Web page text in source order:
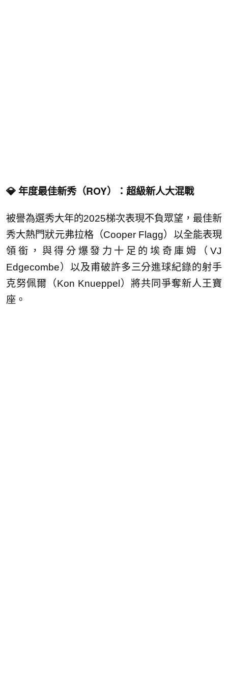
💎 年度最佳新秀（ROY）：超級新人大混戰
被譽為選秀大年的2025梯次表現不負眾望，最佳新
秀大熱門狀元弗拉格（Cooper Flagg）以全能表現
領銜，與得分爆發力十足的埃奇庫姆（VJ
Edgecombe）以及甫破許多三分進球紀錄的射手
克努佩爾（Kon Knueppel）將共同爭奪新人王寶
座。